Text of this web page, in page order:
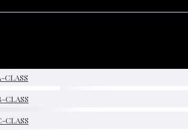
CLASS
CLASS
CLASS